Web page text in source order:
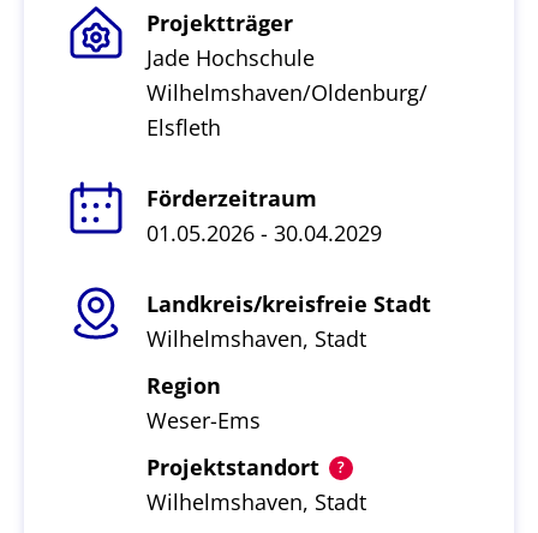
Projektträger
Jade Hochschule
Wilhelmshaven/Oldenburg/
Elsfleth
Förderzeitraum
01.05.2026 - 30.04.2029
Landkreis/kreisfreie Stadt
Wilhelmshaven, Stadt
Region
Weser-Ems
Projektstandort
Wilhelmshaven, Stadt